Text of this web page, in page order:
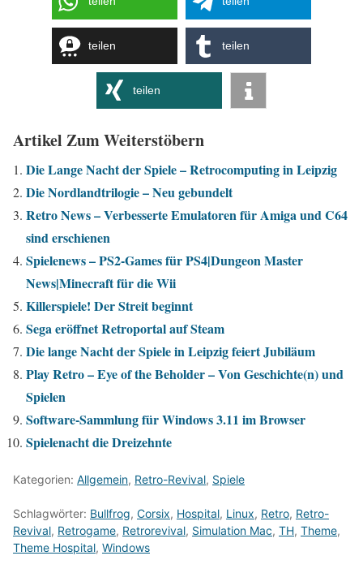
teilen teilen
teilen
Artikel Zum Weiterstöbern
Die Lange Nacht der Spiele – Retrocomputing in Leipzig
Die Nordlandtrilogie – Neu gebundelt
Retro News – Verbesserte Emulatoren für Amiga und C64
sind erschienen
Spielenews – PS2-Games für PS4|Dungeon Master
News|Minecraft für die Wii
Killerspiele! Der Streit beginnt
Sega eröffnet Retroportal auf Steam
Die lange Nacht der Spiele in Leipzig feiert Jubiläum
Play Retro – Eye of the Beholder – Von Geschichte(n) und
Spielen
Software-Sammlung für Windows 3.11 im Browser
Spielenacht die Dreizehnte
Kategorien: Allgemein, Retro-Revival, Spiele
Schlagwörter: Bullfrog, Corsix, Hospital, Linux, Retro, Retro-
Revival, Retrogame, Retrorevival, Simulation Mac, TH, Theme,
Theme Hospital, Windows